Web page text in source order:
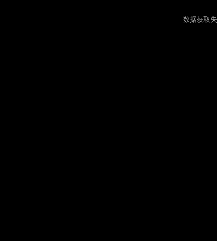
数据获取